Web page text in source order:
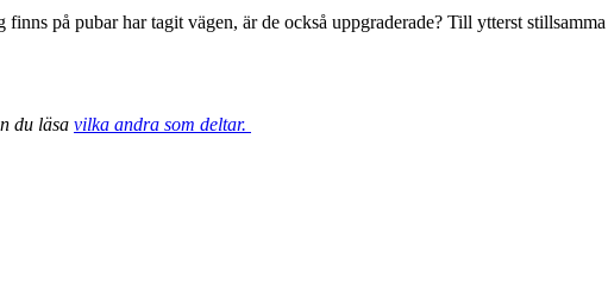
på pubar har tagit vägen, är de också uppgraderade? Till ytterst
du läsa vilka andra som deltar.